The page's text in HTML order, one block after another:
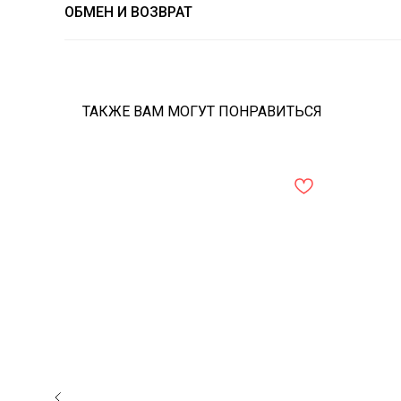
ОБМЕН И ВОЗВРАТ
ТАКЖЕ ВАМ МОГУТ ПОНРАВИТЬСЯ